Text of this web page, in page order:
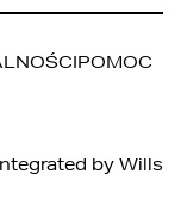
POMOC
by Wills